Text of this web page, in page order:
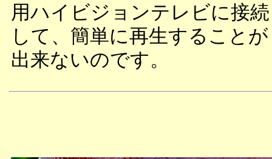
用ハイビジョンテレビに接続
して、簡単に再生することが
出来ないのです。